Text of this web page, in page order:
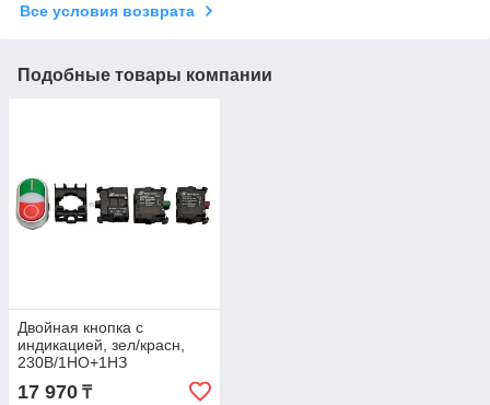
Все условия возврата
Подобные товары компании
Двойная кнопка с
индикацией, зел/красн,
230В/1НО+1НЗ
17 970 ₸